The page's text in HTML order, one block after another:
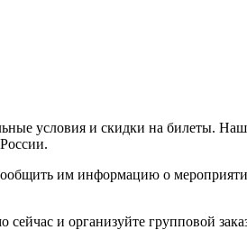
условия и скидки на билеты.
им информацию о
и организуйте групповой